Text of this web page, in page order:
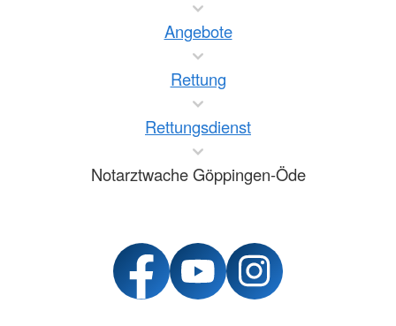
Angebote
Rettung
Rettungsdienst
Notarztwache Göppingen-Öde